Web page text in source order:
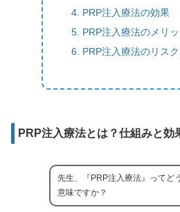
PRP注入療法の効果
PRP注入療法のメリ
PRP注入療法のリス
PRP注入療法とは？仕組みと効
先生、『PRP注入療法』ってど
意味ですか？